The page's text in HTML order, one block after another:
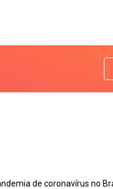
de coronavírus no